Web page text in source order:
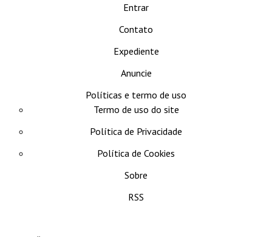
Entrar
Contato
Expediente
Anuncie
Políticas e termo de uso
Termo de uso do site
Política de Privacidade
Política de Cookies
Sobre
RSS